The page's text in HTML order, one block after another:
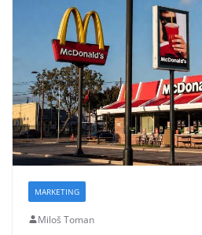
MARKETING
Miloš Toman